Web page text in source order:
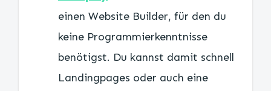
einen Website Builder, für den du
keine Programmierkenntnisse
benötigst. Du kannst damit schnell
Landingpages oder auch eine